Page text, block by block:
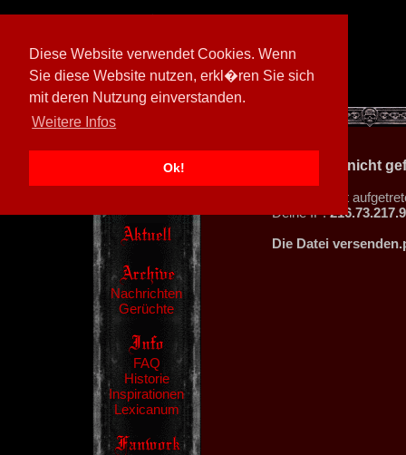
Diese Website verwendet Cookies. Wenn
Sie diese Website nutzen, erkl�ren Sie sich
mit deren Nutzung einverstanden.
Weitere Infos
Ok!
[ 597026/M3]
Nachrichten
Gerüchte
FAQ
Historie
Inspirationen
Lexicanum
404 - Datei nicht
Ein Fehler ist
Deine IP:
Die Datei